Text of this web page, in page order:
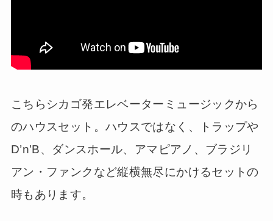
こちらシカゴ発エレベーターミュージックから
のハウスセット。ハウスではなく、トラップや
D’n’B、ダンスホール、アマピアノ、ブラジリ
アン・ファンクなど縦横無尽にかけるセットの
時もあります。